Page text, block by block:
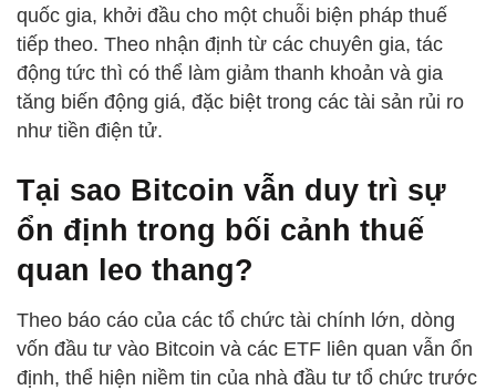
quốc gia, khởi đầu cho một chuỗi biện pháp thuế
tiếp theo. Theo nhận định từ các chuyên gia, tác
động tức thì có thể làm giảm thanh khoản và gia
tăng biến động giá, đặc biệt trong các tài sản rủi ro
như tiền điện tử.
Tại sao Bitcoin vẫn duy trì sự
ổn định trong bối cảnh thuế
quan leo thang?
Theo báo cáo của các tổ chức tài chính lớn, dòng
vốn đầu tư vào Bitcoin và các ETF liên quan vẫn ổn
định, thể hiện niềm tin của nhà đầu tư tổ chức trước